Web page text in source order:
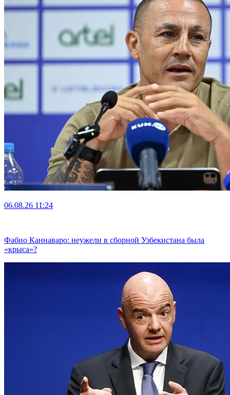
06.08.26 11:24
Фабио Каннаваро: неужели в сборной Узбекистана была
«крыса»?